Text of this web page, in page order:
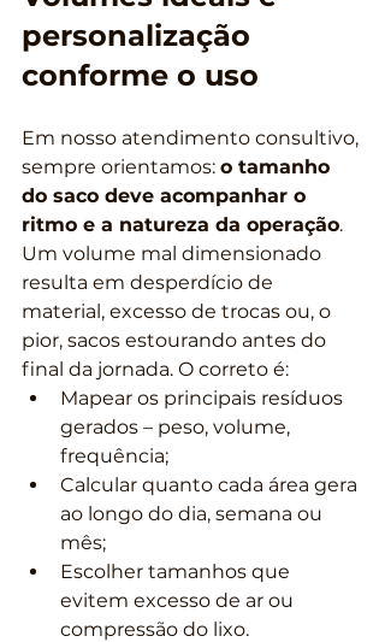
personalização
conforme o uso
Em nosso atendimento consultivo,
sempre orientamos: o tamanho
do saco deve acompanhar o
ritmo e a natureza da operação.
Um volume mal dimensionado
resulta em desperdício de
material, excesso de trocas ou, o
pior, sacos estourando antes do
final da jornada. O correto é:
Mapear os principais resíduos
gerados – peso, volume,
frequência;
Calcular quanto cada área gera
ao longo do dia, semana ou
mês;
Escolher tamanhos que
evitem excesso de ar ou
compressão do lixo.